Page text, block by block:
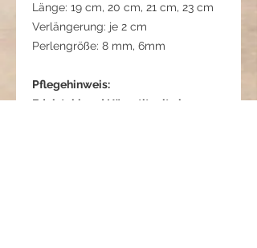
Länge: 19 cm, 20 cm, 21 cm, 23 cm
Verlängerung: je 2 cm
Perlengröße: 8 mm, 6mm
Pflegehinweis:
Edelstahl und Hämatit mit einem